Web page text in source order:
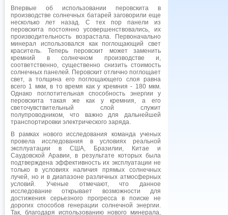
Впервые об использовании перовскита в
производстве солнечных батарей заговорили еще
несколько лет назад. С тех пор панели из
перовскита постоянно усовершенствовались, их
производительность возрастала. Первоначально
минерал использовался как поглощающий свет
краситель. Теперь перовскит может заменить
кремний в солнечном производстве и,
соответственно, существенно снизить стоимость
солнечных панелей. Перовскит отлично поглощает
свет, а толщина его поглощающего слоя равна
всего 1 мкм, в то время как у кремния - 180 мкм.
Однако поглотительная способность энергии у
перовскита такая же как у кремния, а его
светочувствительный слой служит
полупроводником, что важно для дальнейшей
транспортировки электрического заряда.
В рамках нового исследования команда ученых
провела исследования в условиях реальной
эксплуатации в США, Бразилии, Китае и
Саудовской Аравии, в результате которых была
подтверждена эффективность их эксплуатации не
только в условиях наличия прямых солнечных
лучей, но и в диапазоне различных атмосферных
условий. Ученые отмечают, что данное
исследование открывает возможности для
достижения серьезного прогресса в поиске не
дорогих способов генерации солнечной энергии.
Так, благодаря использованию нового минерала,